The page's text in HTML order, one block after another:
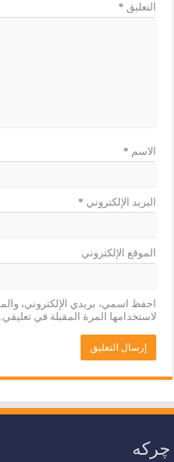
التعليق *
الاسم *
البريد الإلكتروني *
الموقع الإلكتروني
احفظ اسمي، بريدي الإلكتروني،
لاستخدامها المرة المقبلة في تعليقي.
چرکە